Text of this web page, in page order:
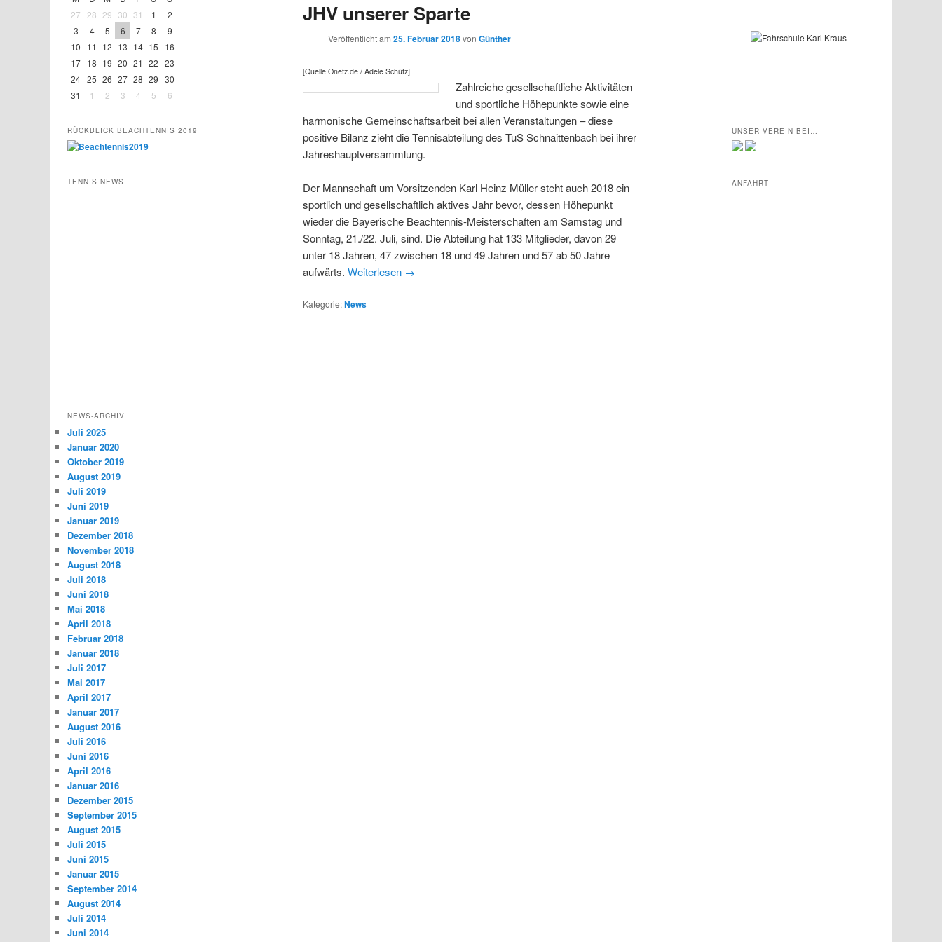
JHV unserer Sparte
Veröffentlicht am 25. Februar 2018von Günther
[Quelle Onetz.de / Adele Schütz]
Zahlreiche gesellschaftliche Aktivitäten
und sportliche Höhepunkte sowie eine
harmonische Gemeinschaftsarbeit bei allen Veranstaltungen – diese
positive Bilanz zieht die Tennisabteilung des TuS Schnaittenbach bei ihrer
Jahreshauptversammlung.
Der Mannschaft um Vorsitzenden Karl Heinz Müller steht auch 2018 ein
sportlich und gesellschaftlich aktives Jahr bevor, dessen Höhepunkt
wieder die Bayerische Beachtennis-Meisterschaften am Samstag und
Sonntag, 21./22. Juli, sind. Die Abteilung hat 133 Mitglieder, davon 29
unter 18 Jahren, 47 zwischen 18 und 49 Jahren und 57 ab 50 Jahre
aufwärts. Weiterlesen →
Kategorie:News
27
28 29 30 31 1
2
3
4 5 6 7 8
9
10
11 12 13 14 15
16
17 18 19 20 21 22 23
24 25 26 27 28 29 30
31
1 2 3 4 5 6
RÜCKBLICK BEACHTENNIS 2019
TENNIS NEWS
NEWS-ARCHIV
Juli 2025
Januar 2020
Oktober 2019
August 2019
Juli 2019
Juni 2019
Januar 2019
Dezember 2018
November 2018
August 2018
Juli 2018
Juni 2018
Mai 2018
April 2018
Februar 2018
Januar 2018
Juli 2017
Mai 2017
April 2017
Januar 2017
August 2016
Juli 2016
Juni 2016
April 2016
Januar 2016
Dezember 2015
September 2015
August 2015
Juli 2015
Juni 2015
Januar 2015
September 2014
August 2014
Juli 2014
Juni 2014
UNSER VEREIN BEI…
ANFAHRT